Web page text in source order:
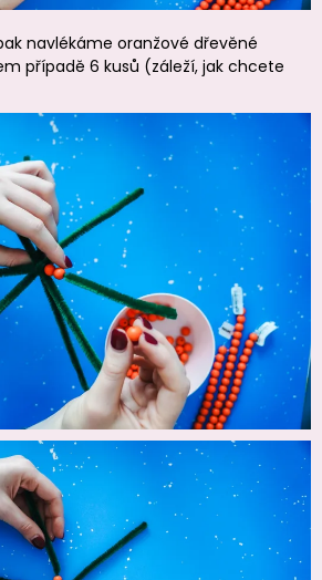
navlékáme oranžové dřevěné
případě 6 kusů (záleží, jak chcete